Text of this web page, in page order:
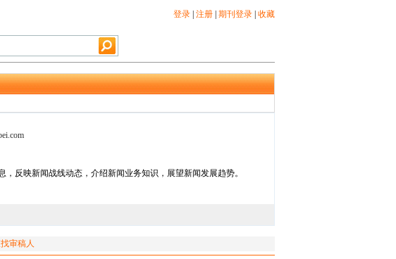
登录 注册 期刊登录 收藏
反映新闻战线动态，介绍新闻业务知识，展望新闻发展趋势。
审稿人